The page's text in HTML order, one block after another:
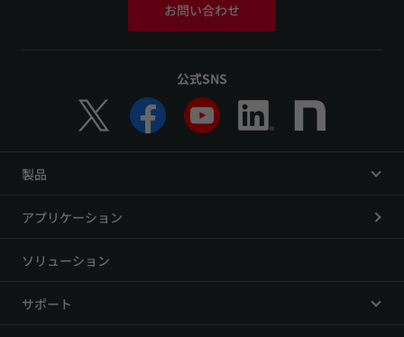
お問い合わせ
公式SNS
製品
アプリケーション
ソリューション
サポート